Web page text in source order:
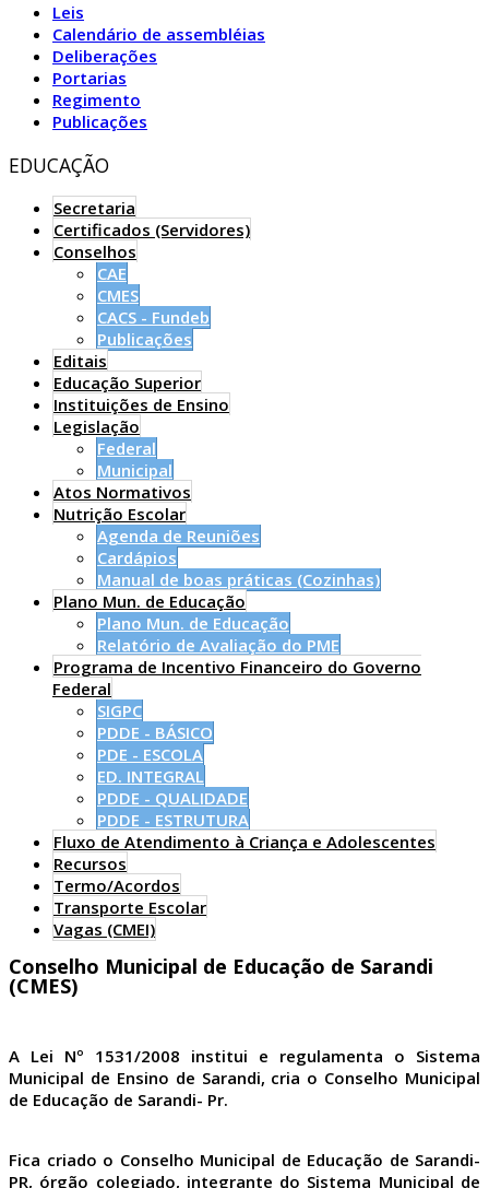
Leis
Calendário de assembléias
Deliberações
Portarias
Regimento
Publicações
EDUCAÇÃO
Secretaria
Certificados (Servidores)
Conselhos
CAE
CMES
CACS - Fundeb
Publicações
Editais
Educação Superior
Instituições de Ensino
Legislação
Federal
Municipal
Atos Normativos
Nutrição Escolar
Agenda de Reuniões
Cardápios
Manual de boas práticas (Cozinhas)
Plano Mun. de Educação
Plano Mun. de Educação
Relatório de Avaliação do PME
Programa de Incentivo Financeiro do Governo
Federal
SIGPC
PDDE - BÁSICO
PDE - ESCOLA
ED. INTEGRAL
PDDE - QUALIDADE
PDDE - ESTRUTURA
Fluxo de Atendimento à Criança e Adolescentes
Recursos
Termo/Acordos
Transporte Escolar
Vagas (CMEI)
Conselho Municipal de Educação de Sarandi
(CMES)
A Lei Nº 1531/2008 institui e regulamenta o Sistema
Municipal de Ensino de Sarandi, cria o Conselho Municipal
de Educação de Sarandi- Pr.
Fica criado o Conselho Municipal de Educação de Sarandi-
PR, órgão colegiado, integrante do Sistema Municipal de